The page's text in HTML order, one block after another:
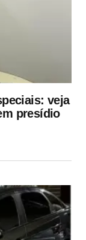
veja
presídio